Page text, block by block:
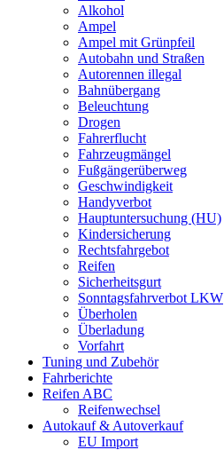
Alkohol
Ampel
Ampel mit Grünpfeil
Autobahn und Straßen
Autorennen illegal
Bahnübergang
Beleuchtung
Drogen
Fahrerflucht
Fahrzeugmängel
Fußgängerüberweg
Geschwindigkeit
Handyverbot
Hauptuntersuchung (HU)
Kindersicherung
Rechtsfahrgebot
Reifen
Sicherheitsgurt
Sonntagsfahrverbot LKW
Überholen
Überladung
Vorfahrt
Tuning und Zubehör
Fahrberichte
Reifen ABC
Reifenwechsel
Autokauf & Autoverkauf
EU Import